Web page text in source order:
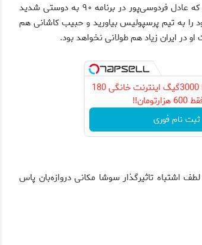
اشپیتیم آرفی اجازه نداد پروژه برکناری کرانچار همین امروز به سرانجام برسد. از زمانی که عادل فردوسی‌پور در برنامه ۹۰ به دوستی شدید
به تیم پرسپولیس بیاورید و حبیب کاشانی هم
در ایران زیاد هم طولانی نخواهد بود.
⏳فرصت محدود!! 3000گیگ اینترنت خانگی 180
ثبت نام فوری
اشتباه تاثیرگذار سوشا مکانی دروازه‌بان پاس